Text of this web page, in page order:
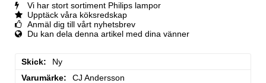
Vi har stort sortiment Philips lampor
Upptäck våra köksredskap
Anmäl dig till vårt nyhetsbrev
Du kan dela denna artikel med dina vänner
Skick
Ny
Varumärke
CJ Andersson